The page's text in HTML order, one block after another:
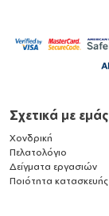
Σχετικά με εμάς
Χονδρική
Πελατολόγιο
Δείγματα εργασιών
Ποιότητα κατασκευής